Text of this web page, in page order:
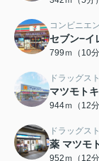
コンビニエ
セブン−イ
799ｍ（10分
ドラッグス
マツモト
944ｍ（12分
ドラッグス
薬 マツモ
952ｍ（12分